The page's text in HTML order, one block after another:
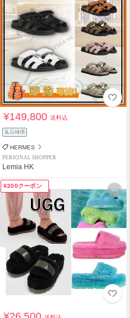
¥149,800送料込
返品補償
HERMES
PERSONAL SHOPPER
Lemia HK
¥200クーポン